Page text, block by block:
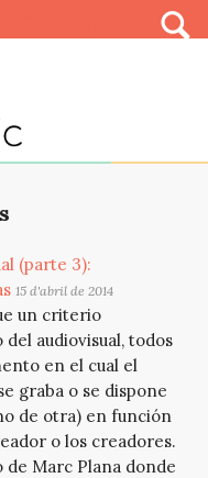
(parte 3):
15 d'abril de 2014
un criterio
audiovisual, todos
en el cual el
graba o se dispone
de otra) en función
o los creadores.
Marc Plana donde